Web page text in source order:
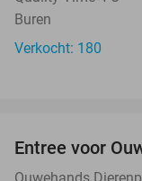
Buren
Verkocht: 180
Entree voor